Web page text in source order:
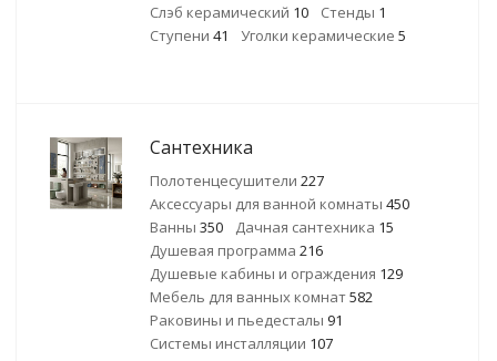
Слэб керамический 10 Стенды 1
Ступени 41 Уголки керамические 5
Сантехника
Полотенцесушители 227
Аксессуары для ванной комнаты 450
Ванны 350 Дачная сантехника 15
Душевая программа 216
Душевые кабины и ограждения 129
Мебель для ванных комнат582
Раковины и пьедесталы 91
Системы инсталляции 107